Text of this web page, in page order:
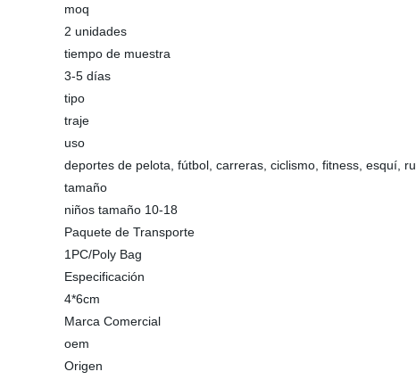
moq
2 unidades
tiempo de muestra
3-5 días
tipo
traje
uso
deportes de pelota, fútbol, carreras, ciclismo, fitness, esquí,
tamaño
niños tamaño 10-18
Paquete de Transporte
1PC/Poly Bag
Especificación
4*6cm
Marca Comercial
oem
Origen